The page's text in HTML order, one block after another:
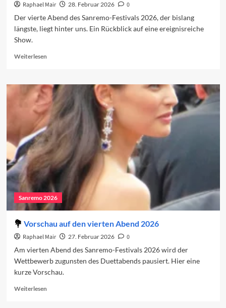
Raphael Mair 28. Februar 2026
0
Der vierte Abend des Sanremo-Festivals 2026, der bislang
längste, liegt hinter uns. Ein Rückblick auf eine ereignisreiche
Show.
WeiterlesenRead
Sanremo
2026:
Der
vierte
Abend
Sanremo 2026
Vorschau auf den vierten Abend 2026
Raphael Mair 27. Februar 2026
0
Am vierten Abend des Sanremo-Festivals 2026 wird der
Wettbewerb zugunsten des Duettabends pausiert. Hier eine
kurze Vorschau.
WeiterlesenRead